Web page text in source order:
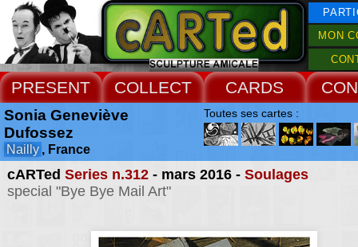
MON
PRESENT COLLECT CARDS
cARTed Series n.312- mars 2016 - Soulages
special "Bye Bye Mail Art"
Sonia Geneviève
Dufossez
Nailly , France
Toutes ses cartes :